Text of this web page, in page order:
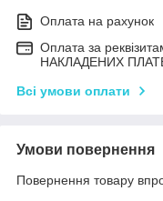
Оплата на рахунок
Оплата за
НАКЛАДЕНИХ
Всі умови оплати
Умови повернення
Повернення товару